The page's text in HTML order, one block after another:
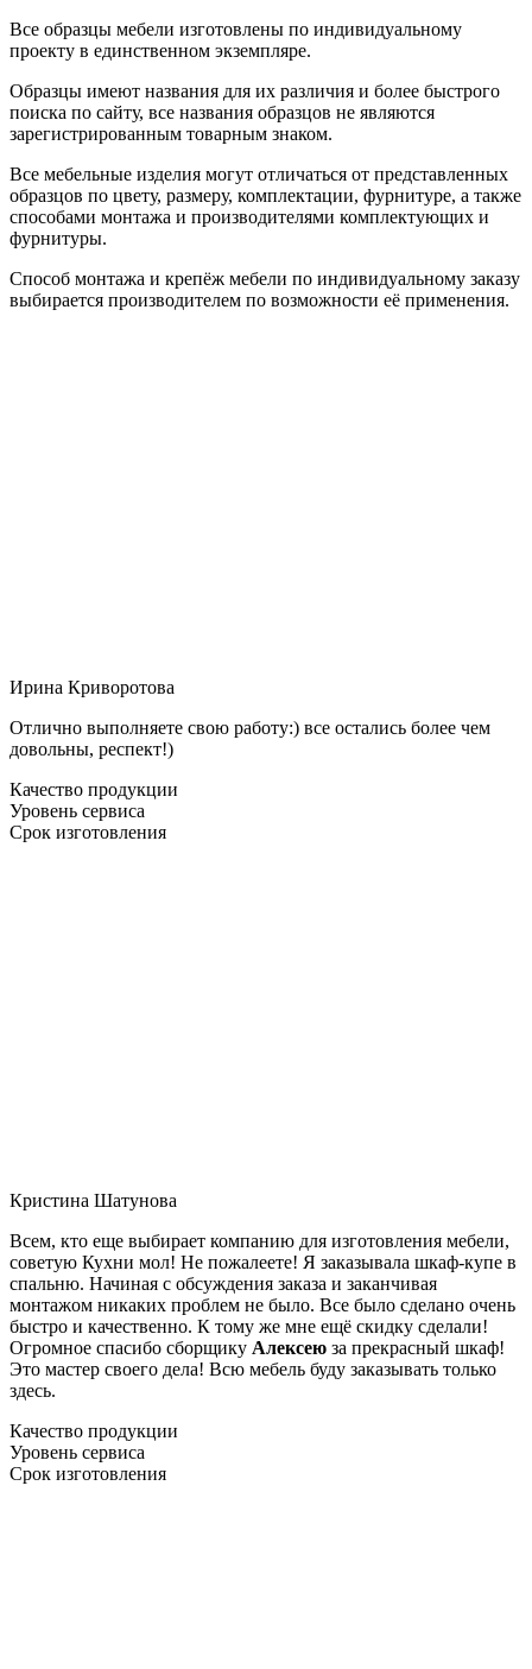
Все образцы мебели изготовлены по индивидуальному
проекту в единственном экземпляре.
Образцы имеют названия для их различия и более быстрого
поиска по сайту, все названия образцов не являются
зарегистрированным товарным знаком.
Все мебельные изделия могут отличаться от представленных
образцов по цвету, размеру, комплектации, фурнитуре, а также
способами монтажа и производителями комплектующих и
фурнитуры.
Способ монтажа и крепёж мебели по индивидуальному заказу
выбирается производителем по возможности её применения.
Ирина Криворотова
Отлично выполняете свою работу:) все остались более чем
довольны, респект!)
Качество продукции
Уровень сервиса
Срок изготовления
Кристина Шатунова
Всем, кто еще выбирает компанию для изготовления мебели,
советую Кухни мол! Не пожалеете! Я заказывала шкаф-купе в
спальню. Начиная с обсуждения заказа и заканчивая
монтажом никаких проблем не было. Все было сделано очень
быстро и качественно. К тому же мне ещё скидку сделали!
Огромное спасибо сборщику Алексею за прекрасный шкаф!
Это мастер своего дела! Всю мебель буду заказывать только
здесь.
Качество продукции
Уровень сервиса
Срок изготовления